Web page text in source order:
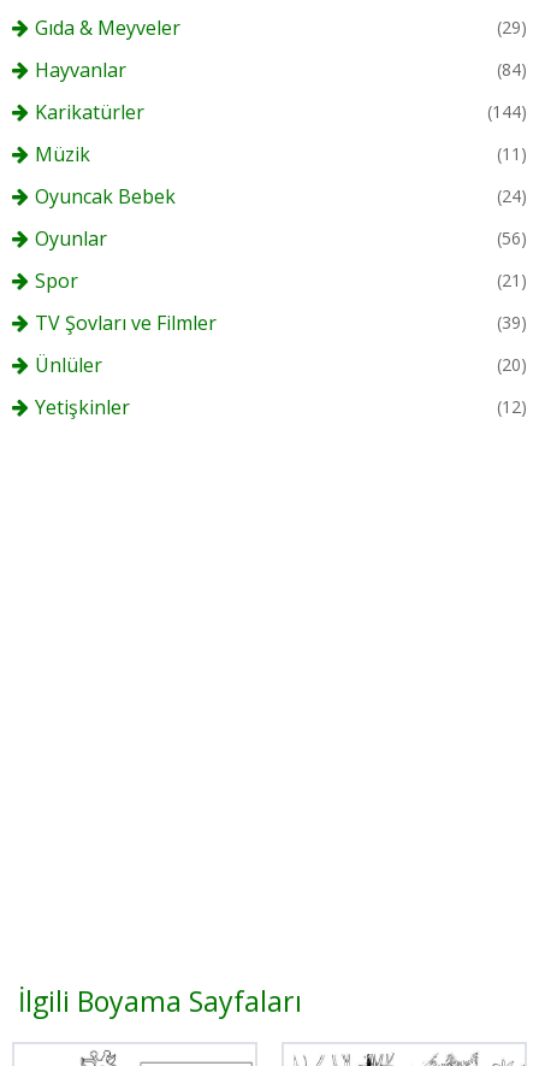
Gıda & Meyveler (29)
Hayvanlar (84)
Karikatürler (144)
Müzik (11)
Oyuncak Bebek (24)
Oyunlar (56)
Spor (21)
TV Şovları ve Filmler (39)
Ünlüler (20)
Yetişkinler (12)
İlgili Boyama Sayfaları